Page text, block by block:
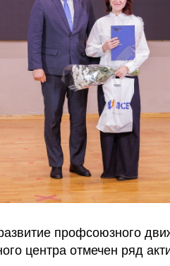
профсоюзного
центра отмечен ряд